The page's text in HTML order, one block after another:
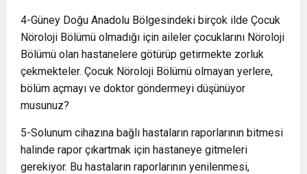
4-Güney Doğu Anadolu Bölgesindeki birçok ilde Çocuk
Nöroloji Bölümü olmadığı için aileler çocuklarını Nöroloji
Bölümü olan hastanelere götürüp getirmekte zorluk
çekmekteler. Çocuk Nöroloji Bölümü olmayan yerlere,
bölüm açmayı ve doktor göndermeyi düşünüyor
musunuz?
5-Solunum cihazına bağlı hastaların raporlarının bitmesi
halinde rapor çıkartmak için hastaneye gitmeleri
gerekiyor. Bu hastaların raporlarının yenilenmesi,